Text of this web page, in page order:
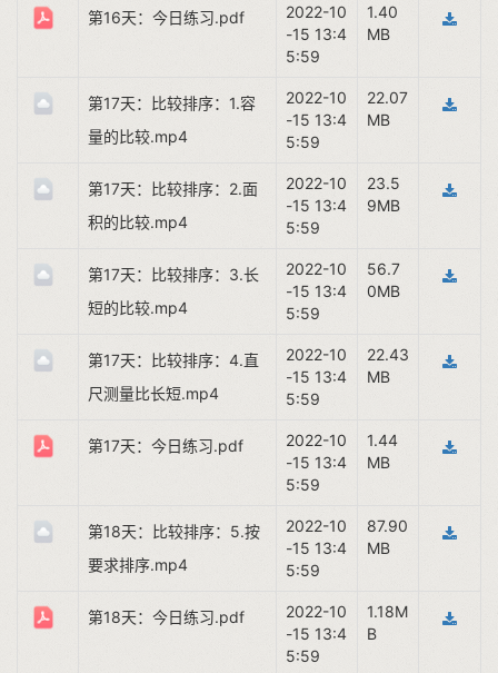
第16天：今日练习.pdf
2022-10
-15 13:4
5:59
1.40
MB
第17天：比较排序：1.容
量的比较.mp4
2022-10
-15 13:4
5:59
22.07
MB
第17天：比较排序：2.面
积的比较.mp4
2022-10
-15 13:4
5:59
23.5
9MB
第17天：比较排序：3.长
短的比较.mp4
2022-10
-15 13:4
5:59
56.7
0MB
第17天：比较排序：4.直
尺测量比长短.mp4
2022-10
-15 13:4
5:59
22.43
MB
第17天：今日练习.pdf
2022-10
-15 13:4
5:59
1.44
MB
第18天：比较排序：5.按
要求排序.mp4
2022-10
-15 13:4
5:59
87.90
MB
第18天：今日练习.pdf
2022-10
-15 13:4
5:59
1.18M
B